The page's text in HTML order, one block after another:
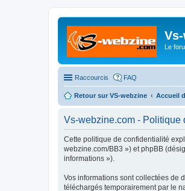
Le
Raccourcis FAQ
Retour sur VS-webzine Accueil
Vs-webzine.com - Politique
Cette politique de confidentialité
webzine.com/BB3 ») et phpBB
informations »).
Vos informations sont collectées de
téléchargés temporairement par le